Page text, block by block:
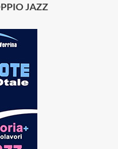
JAZZ